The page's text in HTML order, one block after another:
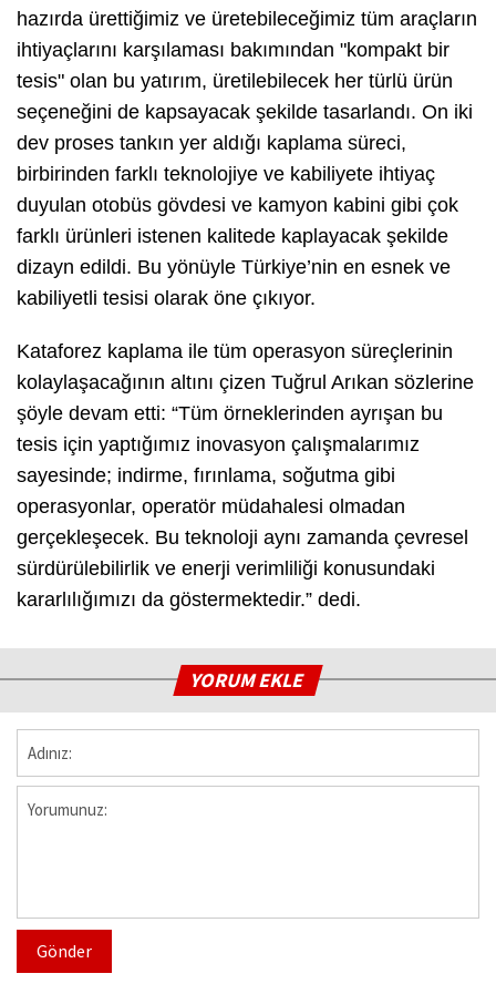
hazırda ürettiğimiz ve üretebileceğimiz tüm araçların
ihtiyaçlarını karşılaması bakımından "kompakt bir
tesis" olan bu yatırım, üretilebilecek her türlü ürün
seçeneğini de kapsayacak şekilde tasarlandı. On iki
dev proses tankın yer aldığı kaplama süreci,
birbirinden farklı teknolojiye ve kabiliyete ihtiyaç
duyulan otobüs gövdesi ve kamyon kabini gibi çok
farklı ürünleri istenen kalitede kaplayacak şekilde
dizayn edildi. Bu yönüyle Türkiye’nin en esnek ve
kabiliyetli tesisi olarak öne çıkıyor.
Kataforez kaplama ile tüm operasyon süreçlerinin
kolaylaşacağının altını çizen Tuğrul Arıkan sözlerine
şöyle devam etti: “Tüm örneklerinden ayrışan bu
tesis için yaptığımız inovasyon çalışmalarımız
sayesinde; indirme, fırınlama, soğutma gibi
operasyonlar, operatör müdahalesi olmadan
gerçekleşecek. Bu teknoloji aynı zamanda çevresel
sürdürülebilirlik ve enerji verimliliği konusundaki
kararlılığımızı da göstermektedir.” dedi.
YORUM EKLE
Gönder